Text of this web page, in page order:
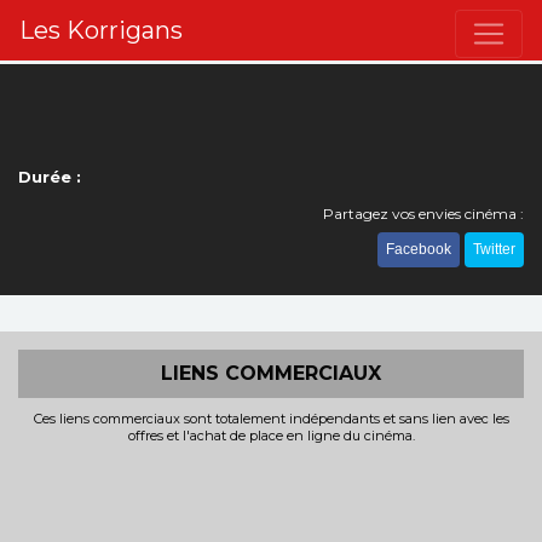
Les Korrigans
Durée :
Partagez vos envies cinéma :
Facebook Twitter
LIENS COMMERCIAUX
Ces liens commerciaux sont totalement indépendants et sans lien avec les
offres et l'achat de place en ligne du cinéma.